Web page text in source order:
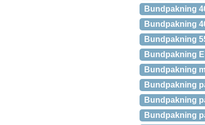
Bundpakning
Bundpakning
Bundpakning
Bundpakning
Bundpakning
Bundpakning
Bundpakning
Bundpakning